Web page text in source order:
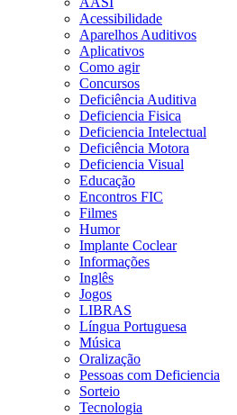
Acessibilidade
Aparelhos Auditivos
Aplicativos
Como agir
Concursos
Deficiência Auditiva
Deficiencia Fisica
Deficiencia Intelectual
Deficiência Motora
Deficiencia Visual
Educação
Encontros FIC
Filmes
Humor
Implante Coclear
Informações
Inglês
Jogos
LIBRAS
Língua Portuguesa
Música
Oralização
Pessoas com Deficiencia
Sorteio
Tecnologia